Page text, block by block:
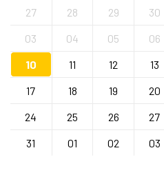
27
28 29 30
03
04 05 06
10
11 12 13
17
18 19 20
24
25 26 27
31
01 02 03